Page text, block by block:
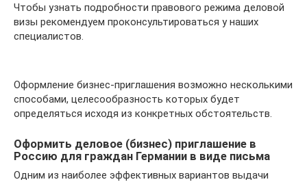
Чтобы узнать подробности правового режима деловой
визы рекомендуем проконсультироваться у наших
специалистов.
Оформление бизнес-приглашения возможно несколькими
способами, целесообразность которых будет
определяться исходя из конкретных обстоятельств.
Оформить деловое (бизнес) приглашение в
Россию для граждан Германии в виде письма
Одним из наиболее эффективных вариантов выдачи